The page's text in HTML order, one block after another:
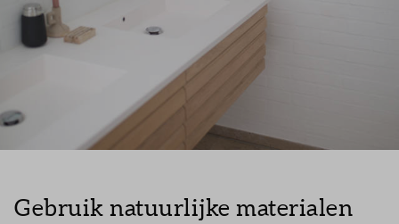
Gebruik natuurlijke materialen